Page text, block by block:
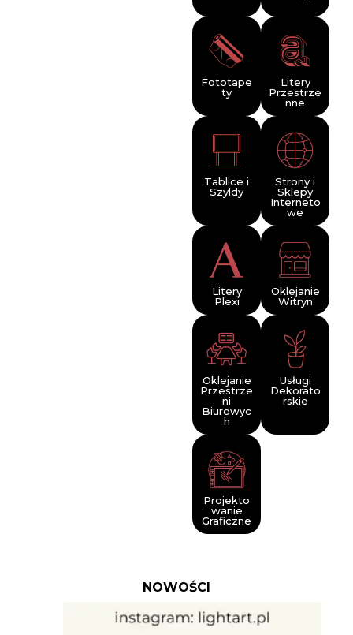
Fototape
ty
Litery
Przestrze
nne
Tablice i
Szyldy
Strony i
Sklepy
Interneto
we
Litery
Plexi
Oklejanie
Witryn
Oklejanie
Przestrze
ni
Biurowyc
h
Usługi
Dekorato
rskie
Projekto
wanie
Graficzne
NOWOŚCI